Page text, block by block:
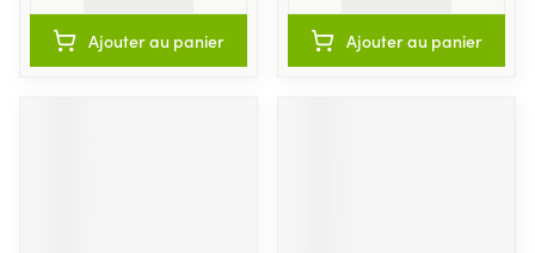
Ajouter au panier Ajouter au panier